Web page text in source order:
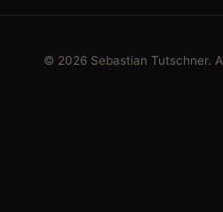
© 2026 Sebastian Tutschner.